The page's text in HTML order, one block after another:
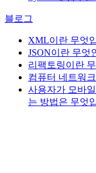
블로그
XML이란 무엇
JSON이란 무엇
리팩토링이란
컴퓨터 네트워
사용자가 모바
는 방법은 무엇